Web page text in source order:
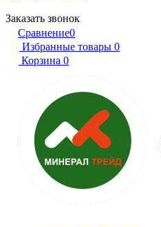
Заказать звонок
Сравнение0
Избранные товары 0
Корзина 0